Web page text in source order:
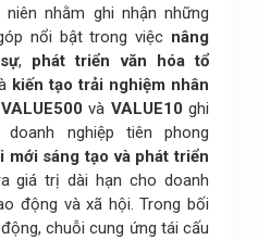
nhằm ghi nhận những
nổi bật trong việc nâng
, phát triển văn hóa tổ
kiến tạo trải nghiệm nhân
VALUE500 và VALUE10 ghi
nghiệp tiên phong
mới sáng tạo và phát triển
giá trị dài hạn cho doanh
động và xã hội. Trong bối
chuỗi cung ứng tái cấu